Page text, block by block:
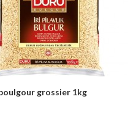
grossier 1kg
+ Ajouter au panier